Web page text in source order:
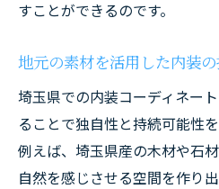
すことができるのです。
地元の素材を活用した内装
埼玉県での内装コーディネー
ることで独自性と持続可能性
例えば、埼玉県産の木材や石
自然を感じさせる空間を作り